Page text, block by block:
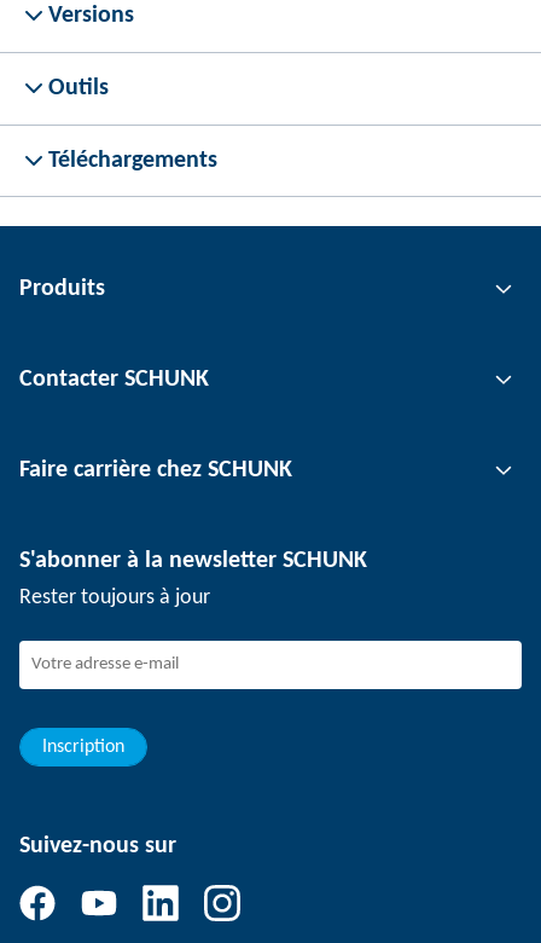
Versions
Outils
Téléchargements
Produits
Technologie d'automatisation
Technologie de serrage de pièce
Contacter SCHUNK
Sites
Événements
Dispositif de signalement SCHUNK
Faire carrière chez SCHUNK
Travailler chez SCHUNK
Jeunes professionnels
Elèves
S'abonner à la newsletter SCHUNK
Rester toujours à jour
Inscription
Suivez-nous sur